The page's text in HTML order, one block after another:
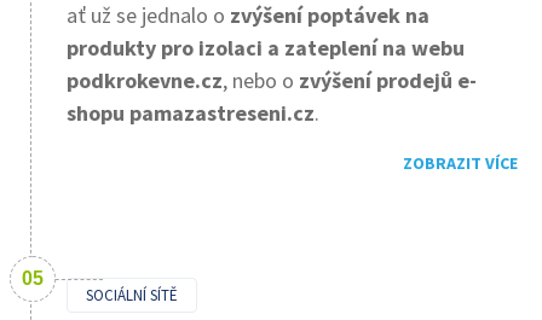
ať už se jednalo o zvýšení poptávek na
produkty pro izolaci a zateplení na webu
podkrokevne.cz, nebo o zvýšení prodejů e-
shopu pamazastreseni.cz.
ZOBRAZIT VÍCE
SOCIÁLNÍ SÍTĚ